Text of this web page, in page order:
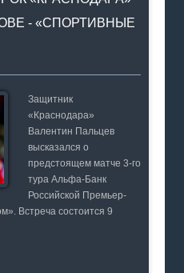
- «СПОРТИВНЫЕ
Защитник
«Краснодара»
Валентин Пальцев
высказался о
предстоящем матче 3-го
тура Альфа-Банк
Российской Премьер-
Встреча состоится 9